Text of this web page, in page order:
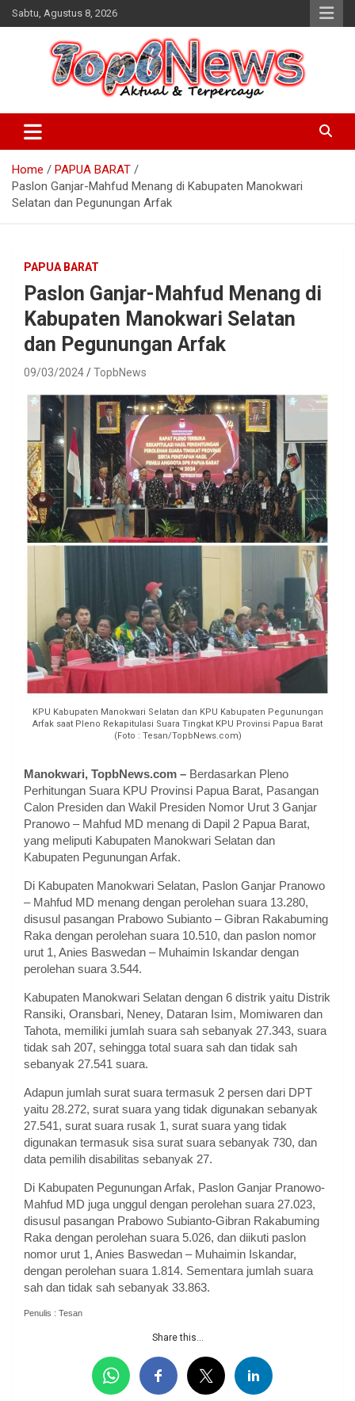
Skip
to
Sabtu, Agustus 8, 2026
Home
PAPUA BARAT
Paslon Ganjar-Mahfud Menang di Kabupaten Manokwari
Selatan dan Pegunungan Arfak
PAPUA BARAT
Paslon Ganjar-Mahfud Menang di
Kabupaten Manokwari Selatan
dan Pegunungan Arfak
09/03/2024 TopbNews
KPU Kabupaten Manokwari Selatan dan KPU Kabupaten Pegunungan
Arfak saat Pleno Rekapitulasi Suara Tingkat KPU Provinsi Papua Barat
(Foto : Tesan/TopbNews.com)
Manokwari, TopbNews.com – Berdasarkan Pleno
Perhitungan Suara KPU Provinsi Papua Barat, Pasangan
Calon Presiden dan Wakil Presiden Nomor Urut 3 Ganjar
Pranowo – Mahfud MD menang di Dapil 2 Papua Barat,
yang meliputi Kabupaten Manokwari Selatan dan
Kabupaten Pegunungan Arfak.
Di Kabupaten Manokwari Selatan, Paslon Ganjar Pranowo
– Mahfud MD menang dengan perolehan suara 13.280,
disusul pasangan Prabowo Subianto – Gibran Rakabuming
Raka dengan perolehan suara 10.510, dan paslon nomor
urut 1, Anies Baswedan – Muhaimin Iskandar dengan
perolehan suara 3.544.
Kabupaten Manokwari Selatan dengan 6 distrik yaitu Distrik
Ransiki, Oransbari, Neney, Dataran Isim, Momiwaren dan
Tahota, memiliki jumlah suara sah sebanyak 27.343, suara
tidak sah 207, sehingga total suara sah dan tidak sah
sebanyak 27.541 suara.
Adapun jumlah surat suara termasuk 2 persen dari DPT
yaitu 28.272, surat suara yang tidak digunakan sebanyak
27.541, surat suara rusak 1, surat suara yang tidak
digunakan termasuk sisa surat suara sebanyak 730, dan
data pemilih disabilitas sebanyak 27.
Di Kabupaten Pegunungan Arfak, Paslon Ganjar Pranowo-
Mahfud MD juga unggul dengan perolehan suara 27.023,
disusul pasangan Prabowo Subianto-Gibran Rakabuming
Raka dengan perolehan suara 5.026, dan diikuti paslon
nomor urut 1, Anies Baswedan – Muhaimin Iskandar,
dengan perolehan suara 1.814. Sementara jumlah suara
sah dan tidak sah sebanyak 33.863.
Penulis : Tesan
Share this...